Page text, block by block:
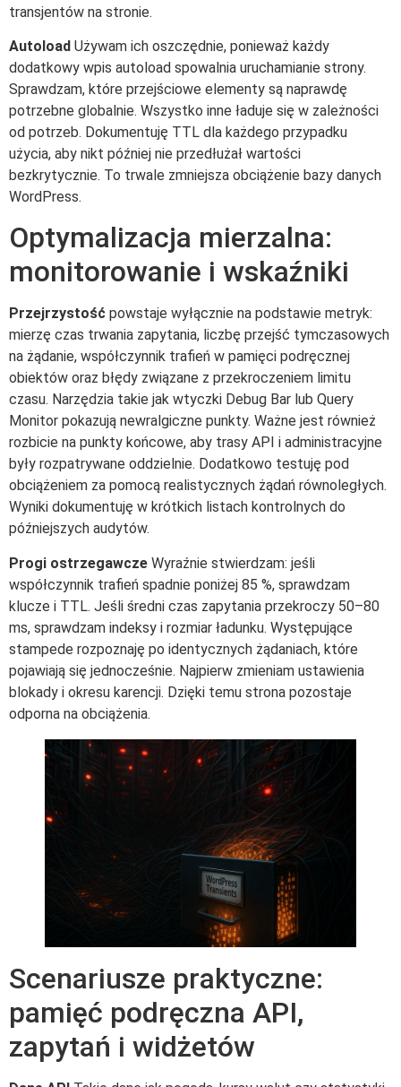
transjentów na stronie.
Autoload Używam ich oszczędnie, ponieważ każdy
dodatkowy wpis autoload spowalnia uruchamianie strony.
Sprawdzam, które przejściowe elementy są naprawdę
potrzebne globalnie. Wszystko inne ładuje się w zależności
od potrzeb. Dokumentuję TTL dla każdego przypadku
użycia, aby nikt później nie przedłużał wartości
bezkrytycznie. To trwale zmniejsza obciążenie bazy danych
WordPress.
Optymalizacja mierzalna:
monitorowanie i wskaźniki
Przejrzystość powstaje wyłącznie na podstawie metryk:
mierzę czas trwania zapytania, liczbę przejść tymczasowych
na żądanie, współczynnik trafień w pamięci podręcznej
obiektów oraz błędy związane z przekroczeniem limitu
czasu. Narzędzia takie jak wtyczki Debug Bar lub Query
Monitor pokazują newralgiczne punkty. Ważne jest również
rozbicie na punkty końcowe, aby trasy API i administracyjne
były rozpatrywane oddzielnie. Dodatkowo testuję pod
obciążeniem za pomocą realistycznych żądań równoległych.
Wyniki dokumentuję w krótkich listach kontrolnych do
późniejszych audytów.
Progi ostrzegawcze Wyraźnie stwierdzam: jeśli
współczynnik trafień spadnie poniżej 85 %, sprawdzam
klucze i TTL. Jeśli średni czas zapytania przekroczy 50–80
ms, sprawdzam indeksy i rozmiar ładunku. Występujące
stampede rozpoznaję po identycznych żądaniach, które
pojawiają się jednocześnie. Najpierw zmieniam ustawienia
blokady i okresu karencji. Dzięki temu strona pozostaje
odporna na obciążenia.
Scenariusze praktyczne:
pamięć podręczna API,
zapytań i widżetów